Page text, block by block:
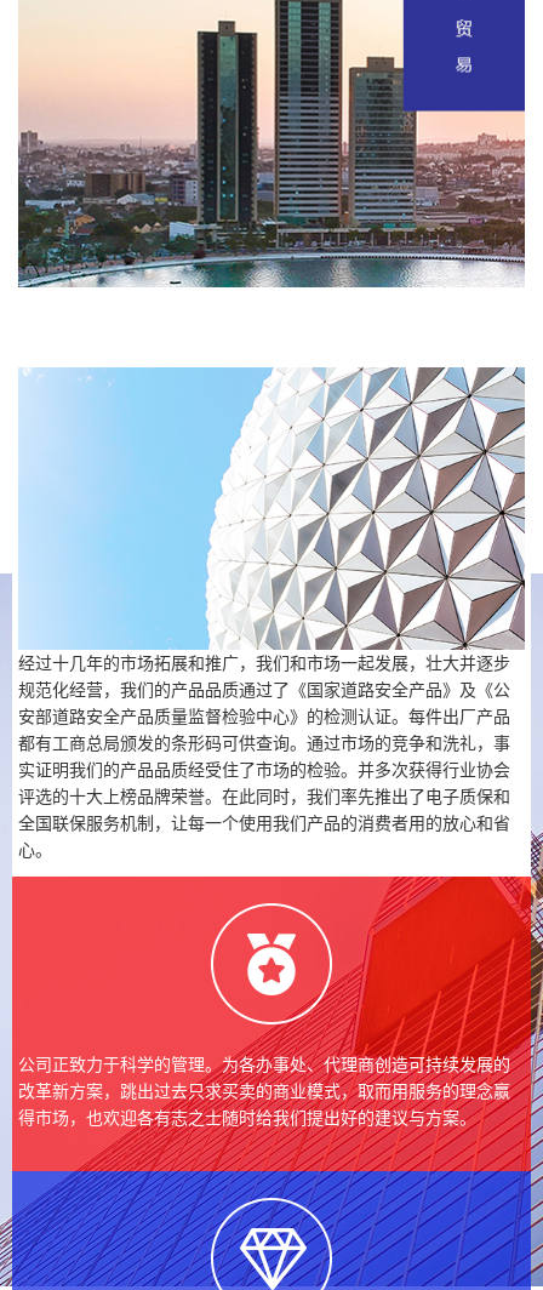
经过十几年的市场拓展和推广，我们和市场一起发展，壮大并逐步
规范化经营，我们的产品品质通过了《国家道路安全产品》及《公
安部道路安全产品质量监督检验中心》的检测认证。每件出厂产品
都有工商总局颁发的条形码可供查询。通过市场的竞争和洗礼，事
实证明我们的产品品质经受住了市场的检验。并多次获得行业协会
评选的十大上榜品牌荣誉。在此同时，我们率先推出了电子质保和
全国联保服务机制，让每一个使用我们产品的消费者用的放心和省
心。
公司正致力于科学的管理。为各办事处、代理商创造可持续发展的
改革新方案，跳出过去只求买卖的商业模式，取而用服务的理念赢
得市场，也欢迎各有志之士随时给我们提出好的建议与方案。